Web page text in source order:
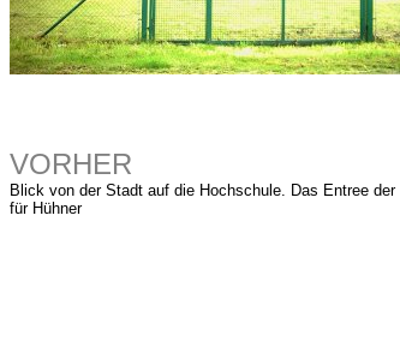
VORHER
Blick von der Stadt auf die Hochschule. Das Entree
für Hühner